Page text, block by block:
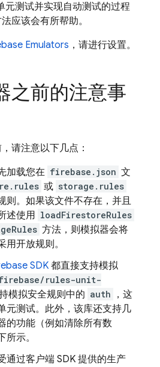
元测试并实现自动测试的过程
应该会有所帮助。
Emulators ，请进行设置。
之前的注意事
请注意以下几点：
加载您在 firebase.json 文
或 storage.rules
则。如果该文件不存在，并且
述使用 loadFirestoreRules
方法，则模拟器会将
用开放规则。
SDK 都直接支持模拟
rules-unit-
模拟安全规则中的 auth
，这
元测试。此外，该库还支持几
的功能（例如清除所有数
示。
通过客户端 SDK 提供的生产